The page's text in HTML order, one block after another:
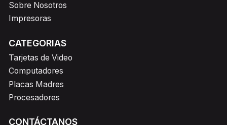
Sobre Nosotros
Impresoras
CATEGORIAS
Tarjetas de Video
Computadores
Placas Madres
Procesadores
CONTÁCTANOS